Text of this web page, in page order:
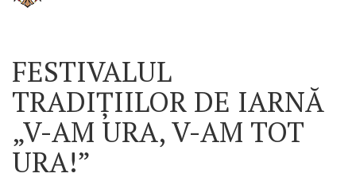
FESTIVALUL
TRADIȚIILOR DE IARNĂ
„V-AM URA, V-AM TOT
URA!”